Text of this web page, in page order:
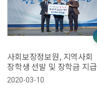
사회보장정보원, 지역사회
장학생 선발 및 장학금 지급
2020-03-10